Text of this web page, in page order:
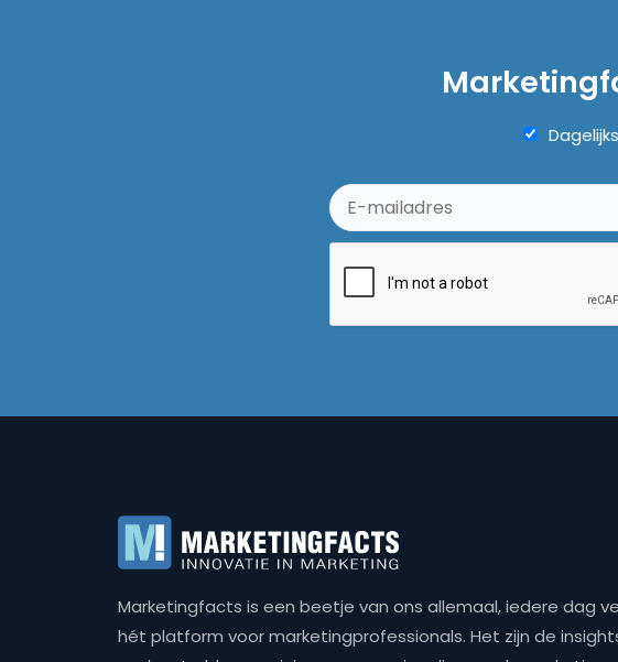
Marketingfacts is een beetje van ons allemaal, iedere dag
hét platform voor marketingprofessionals. Het zijn de